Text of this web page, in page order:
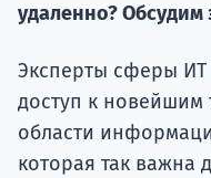
удаленно? Обсудим
Эксперты сферы
доступ к новейшим
области
которая так важна